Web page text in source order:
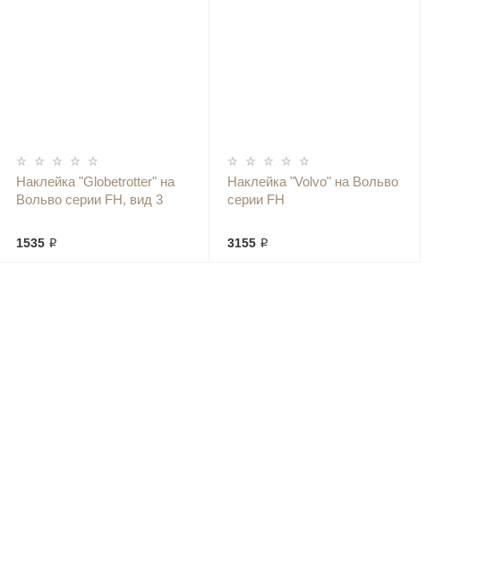
Наклейка "Globetrotter" на
Вольво серии FH, вид 3
1535 ₽
Наклейка "Volvo" на Вольво
серии FH
3155 ₽